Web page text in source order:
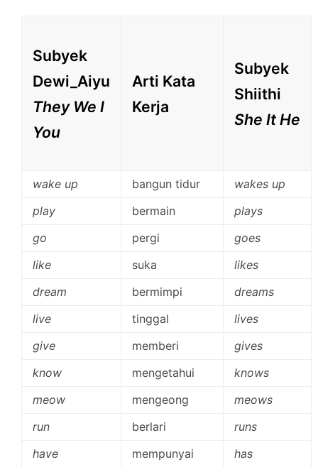
Subyek
Dewi_Aiyu
They We I
You
Arti Kata
Kerja
Subyek
Shiithi
She It He
wake up bangun tidur
wakes up
play
bermain
plays
go
pergi
goes
like
suka
likes
dream
bermimpi
dreams
live
tinggal
lives
give
memberi
gives
know
mengetahui
knows
meow
mengeong
meows
run
berlari
runs
have
mempunyai
has